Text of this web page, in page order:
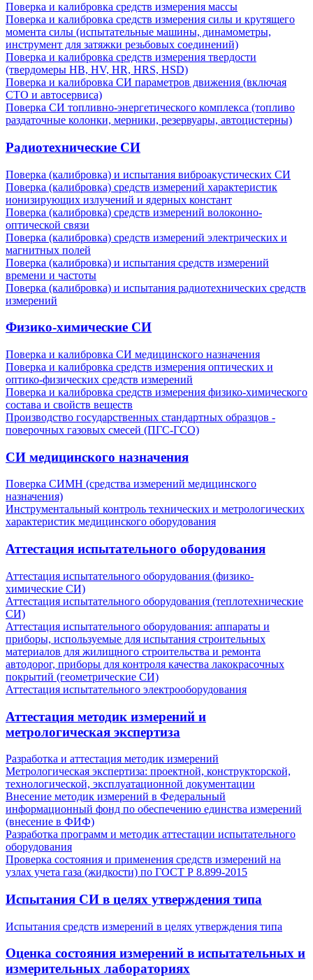
Поверка и калибровка средств измерения массы
Поверка и калибровка средств измерения силы и крутящего
момента силы (испытательные машины, динамометры,
инструмент для затяжки резьбовых соединений)
Поверка и калибровка средств измерения твердости
(твердомеры HB, HV, HR, HRS, HSD)
Поверка и калибровка СИ параметров движения (включая
СТО и автосервиса)
Поверка СИ топливно-энергетического комплекса (топливо
раздаточные колонки, мерники, резервуары, автоцистерны)
Радиотехнические СИ
Поверка (калибровка) и испытания виброакустических СИ
Поверка (калибровка) средств измерений характеристик
ионизирующих излучений и ядерных констант
Поверка (калибровка) средств измерений волоконно-
оптической связи
Поверка (калибровка) средств измерений электрических и
магнитных полей
Поверка (калибровка) и испытания средств измерений
времени и частоты
Поверка (калибровка) и испытания радиотехнических средств
измерений
Физико-химические СИ
Поверка и калибровка СИ медицинского назначения
Поверка и калибровка средств измерения оптических и
оптико-физических средств измерений
Поверка и калибровка средств измерения физико-химического
состава и свойств веществ
Производство государственных стандартных образцов -
поверочных газовых смесей (ПГС-ГСО)
СИ медицинского назначения
Поверка СИМН (средства измерений медицинского
назначения)
Инструментальный контроль технических и метрологических
характеристик медицинского оборудования
Аттестация испытательного оборудования
Аттестация испытательного оборудования (физико-
химические СИ)
Аттестация испытательного оборудования (теплотехнические
СИ)
Аттестация испытательного оборудования: аппараты и
приборы, используемые для испытания строительных
материалов для жилищного строительства и ремонта
автодорог, приборы для контроля качества лакокрасочных
покрытий (геометрические СИ)
Аттестация испытательного электрооборудования
Аттестация методик измерений и
метрологическая экспертиза
Разработка и аттестация методик измерений
Метрологическая экспертиза: проектной, конструкторской,
технологической, эксплуатационной документации
Внесение методик измерений в Федеральный
информационный фонд по обеспечению единства измерений
(внесение в ФИФ)
Разработка программ и методик аттестации испытательного
оборудования
Проверка состояния и применения средств измерений на
узлах учета газа (жидкости) по ГОСТ Р 8.899-2015
Испытания СИ в целях утверждения типа
Испытания средств измерений в целях утверждения типа
Оценка состояния измерений в испытательных и
измерительных лабораториях